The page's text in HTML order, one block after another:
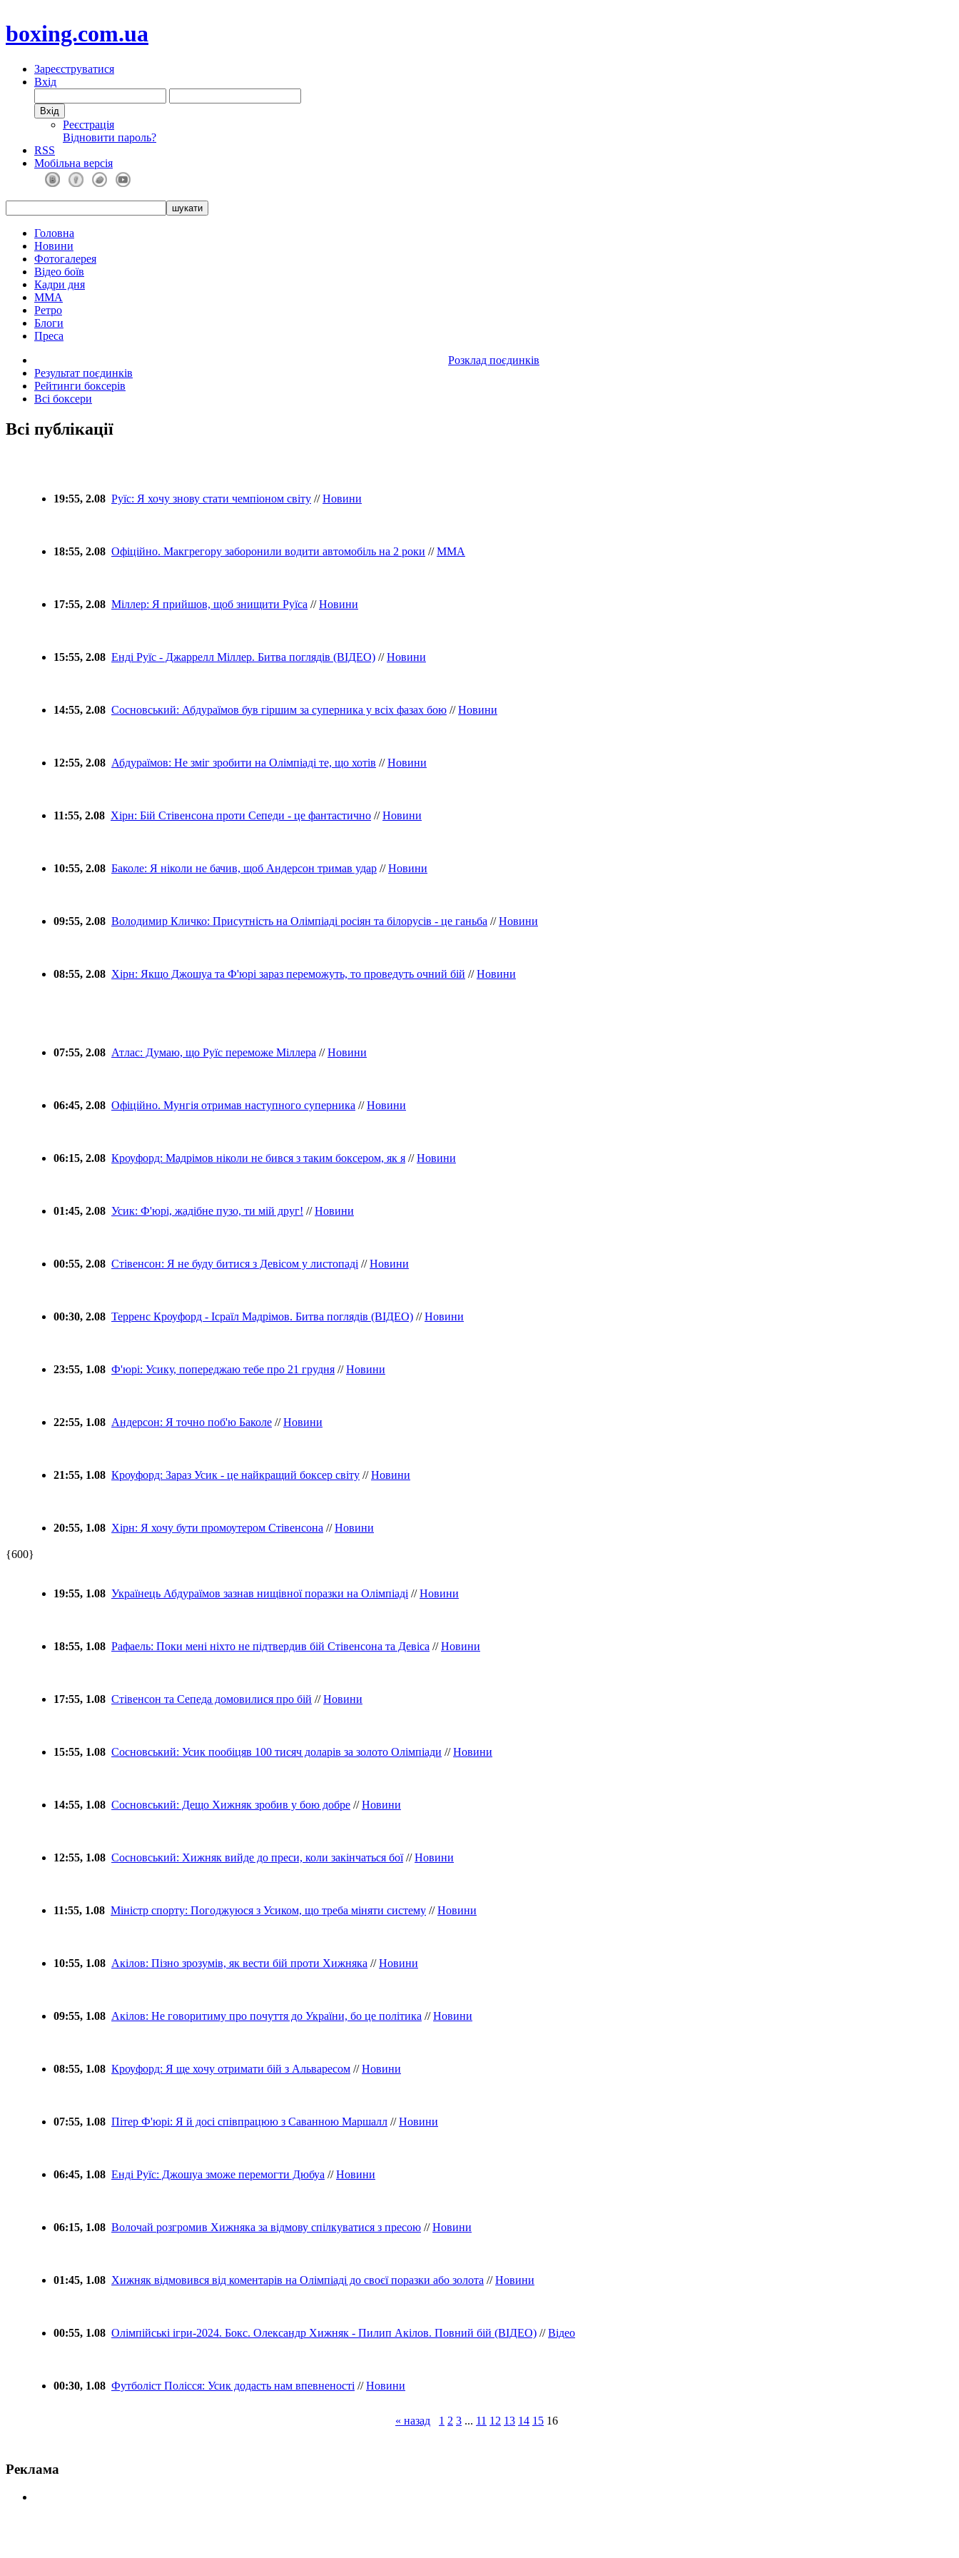
boxing.com.ua
Зареєструватися
Вхід
Реєстрація
Відновити пароль?
RSS
Мобільна версія
Головна
Новини
Фотогалерея
Відео боїв
Кадри дня
ММА
Ретро
Блоги
Преса
Розклад поєдинків
Результат поєдинків
Рейтинги боксерів
Всі боксери
Всі публікації
19:55, 2.08 Руїс: Я хочу знову стати чемпіоном світу //Новини
18:55, 2.08 Офіційно. Макгрегору заборонили водити автомобіль на 2 роки //ММА
17:55, 2.08 Міллер: Я прийшов, щоб знищити Руїса //Новини
15:55, 2.08 Енді Руїс - Джаррелл Міллер. Битва поглядів (ВІДЕО) //Новини
14:55, 2.08 Сосновський: Абдураїмов був гіршим за суперника у всіх фазах бою //Новини
12:55, 2.08 Абдураїмов: Не зміг зробити на Олімпіаді те, що хотів //Новини
11:55, 2.08 Хірн: Бій Стівенсона проти Сепеди - це фантастично //Новини
10:55, 2.08 Баколе: Я ніколи не бачив, щоб Андерсон тримав удар //Новини
09:55, 2.08 Володимир Кличко: Присутність на Олімпіаді росіян та білорусів - це ганьба //Новини
08:55, 2.08 Хірн: Якщо Джошуа та Ф'юрі зараз переможуть, то проведуть очний бій //Новини
07:55, 2.08 Атлас: Думаю, що Руїс переможе Міллера //Новини
06:45, 2.08 Офіційно. Мунгія отримав наступного суперника //Новини
06:15, 2.08 Кроуфорд: Мадрімов ніколи не бився з таким боксером, як я //Новини
01:45, 2.08 Усик: Ф'юрі, жадібне пузо, ти мій друг! //Новини
00:55, 2.08 Стівенсон: Я не буду битися з Девісом у листопаді //Новини
00:30, 2.08 Терренс Кроуфорд - Ісраїл Мадрімов. Битва поглядів (ВІДЕО) //Новини
23:55, 1.08 Ф'юрі: Усику, попереджаю тебе про 21 грудня //Новини
22:55, 1.08 Андерсон: Я точно поб'ю Баколе //Новини
21:55, 1.08 Кроуфорд: Зараз Усик - це найкращий боксер світу //Новини
20:55, 1.08 Хірн: Я хочу бути промоутером Стівенсона //Новини
{600}
19:55, 1.08 Українець Абдураїмов зазнав нищівної поразки на Олімпіаді //Новини
18:55, 1.08 Рафаель: Поки мені ніхто не підтвердив бій Стівенсона та Девіса //Новини
17:55, 1.08 Стівенсон та Сепеда домовилися про бій //Новини
15:55, 1.08 Сосновський: Усик пообіцяв 100 тисяч доларів за золото Олімпіади //Новини
14:55, 1.08 Сосновський: Дещо Хижняк зробив у бою добре //Новини
12:55, 1.08 Сосновський: Хижняк вийде до преси, коли закінчаться бої//Новини
11:55, 1.08 Міністр спорту: Погоджуюся з Усиком, що треба міняти систему //Новини
10:55, 1.08 Акілов: Пізно зрозумів, як вести бій проти Хижняка //Новини
09:55, 1.08 Акілов: Не говоритиму про почуття до України, бо це політика //Новини
08:55, 1.08 Кроуфорд: Я ще хочу отримати бій з Альваресом //Новини
07:55, 1.08 Пітер Ф'юрі: Я й досі співпрацюю з Саванною Маршалл //Новини
06:45, 1.08 Енді Руїс: Джошуа зможе перемогти Дюбуа //Новини
06:15, 1.08 Волочай розгромив Хижняка за відмову спілкуватися з пресою //Новини
01:45, 1.08 Хижняк відмовився від коментарів на Олімпіаді до своєї поразки або золота //Новини
00:55, 1.08 Олімпійські ігри-2024. Бокс. Олександр Хижняк - Пилип Акілов. Повний бій (ВІДЕО) //Відео
00:30, 1.08 Футболіст Полісся: Усик додасть нам впевненості //Новини
« назад 1 2 3 ... 11 12 13 14 15 16
Реклама